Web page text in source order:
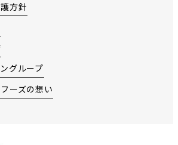
方針
グループ
ーズの想い